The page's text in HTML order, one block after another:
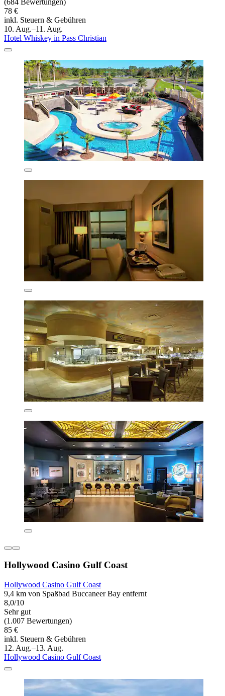
(684 Bewertungen)
78 €
inkl. Steuern & Gebühren
10. Aug.–11. Aug.
Hotel Whiskey in Pass Christian
Hollywood Casino Gulf Coast
Hollywood Casino Gulf Coast
9,4 km von Spaßbad Buccaneer Bay entfernt
8,0/10
Sehr gut
(1.007 Bewertungen)
85 €
inkl. Steuern & Gebühren
12. Aug.–13. Aug.
Hollywood Casino Gulf Coast